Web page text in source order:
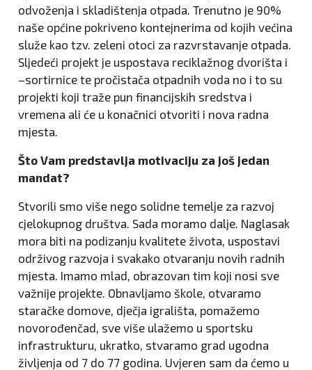
odvoženja i skladištenja otpada. Trenutno je 90%
naše općine pokriveno kontejnerima od kojih većina
služe kao tzv. zeleni otoci za razvrstavanje otpada.
Sljedeći projekt je uspostava reciklažnog dvorišta i
–sortirnice te pročistača otpadnih voda no i to su
projekti koji traže pun financijskih sredstva i
vremena ali će u konačnici otvoriti i nova radna
mjesta.
Što Vam predstavlja motivaciju za još jedan
mandat?
Stvorili smo više nego solidne temelje za razvoj
cjelokupnog društva. Sada moramo dalje. Naglasak
mora biti na podizanju kvalitete života, uspostavi
održivog razvoja i svakako otvaranju novih radnih
mjesta. Imamo mlad, obrazovan tim koji nosi sve
važnije projekte. Obnavljamo škole, otvaramo
staračke domove, dječja igrališta, pomažemo
novorođenčad, sve više ulažemo u sportsku
infrastrukturu, ukratko, stvaramo grad ugodna
življenja od 7 do 77 godina. Uvjeren sam da ćemo u